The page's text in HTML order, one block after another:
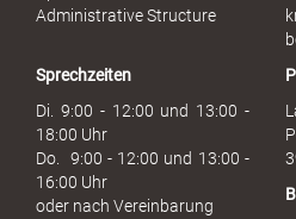
u
h
Administrative Structure
Sprechzeiten
Di. 9:00 - 12:00 und 13:00 -
18:00 Uhr
Do. 9:00 - 12:00 und 13:00 -
16:00 Uhr
oder nach Vereinbarung